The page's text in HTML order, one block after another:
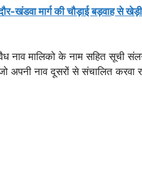
खंडवा मार्ग की चौड़ाई बड़वाह से
नाव मालिको के नाम सहित सूची
अपनी नाव दूसरों से संचालित करवा